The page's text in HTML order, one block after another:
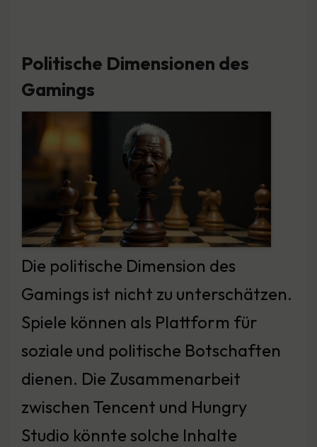
Politische Dimensionen des
Gamings
Die politische Dimension des
Gamings ist nicht zu unterschätzen.
Spiele können als Plattform für
soziale und politische Botschaften
dienen. Die Zusammenarbeit
zwischen Tencent und Hungry
Studio könnte solche Inhalte